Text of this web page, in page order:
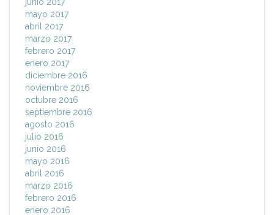
junio 2017
mayo 2017
abril 2017
marzo 2017
febrero 2017
enero 2017
diciembre 2016
noviembre 2016
octubre 2016
septiembre 2016
agosto 2016
julio 2016
junio 2016
mayo 2016
abril 2016
marzo 2016
febrero 2016
enero 2016